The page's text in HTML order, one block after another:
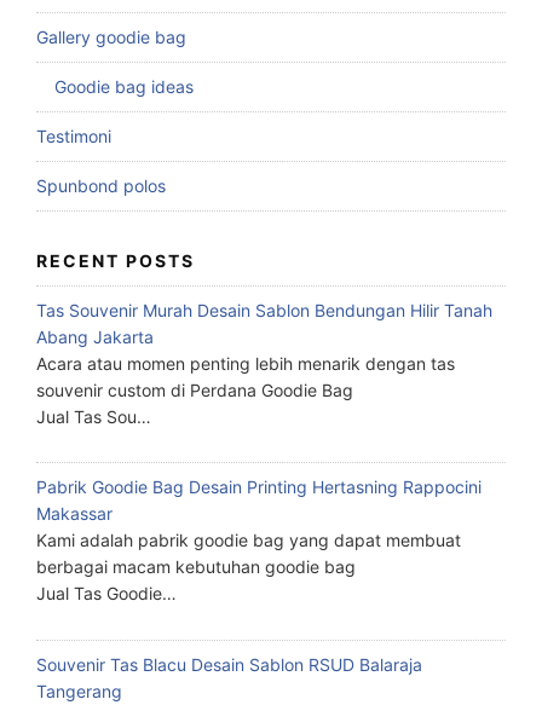
Gallery goodie bag
Goodie bag ideas
Testimoni
Spunbond polos
RECENT POSTS
Tas Souvenir Murah Desain Sablon Bendungan Hilir Tanah
Abang Jakarta
Acara atau momen penting lebih menarik dengan tas
souvenir custom di Perdana Goodie Bag
Jual Tas Sou…
Pabrik Goodie Bag Desain Printing Hertasning Rappocini
Makassar
Kami adalah pabrik goodie bag yang dapat membuat
berbagai macam kebutuhan goodie bag
Jual Tas Goodie…
Souvenir Tas Blacu Desain Sablon RSUD Balaraja
Tangerang